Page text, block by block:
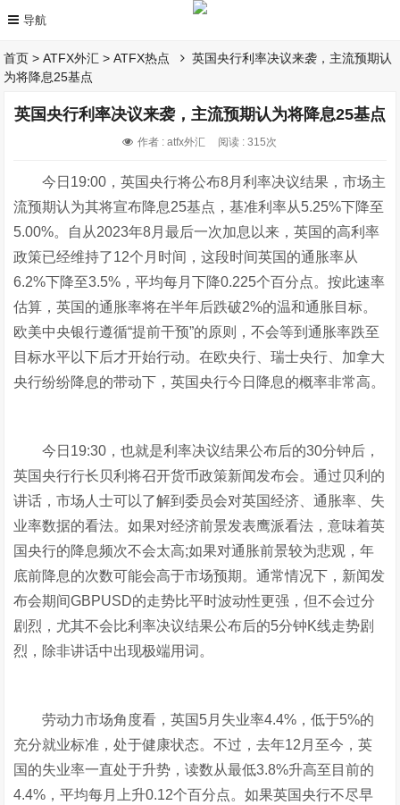
首页 >ATFX外汇 >ATFX热点
英国央行利率决议来袭，主流预期认
为将降息25基点
英国央行利率决议来袭，主流预期认为将降息25基点
作者 : atfx外汇 阅读 : 315次
今日19:00，英国央行将公布8月利率决议结果，市场主
流预期认为其将宣布降息25基点，基准利率从5.25%下降至
5.00%。自从2023年8月最后一次加息以来，英国的高利率
政策已经维持了12个月时间，这段时间英国的通胀率从
6.2%下降至3.5%，平均每月下降0.225个百分点。按此速率
估算，英国的通胀率将在半年后跌破2%的温和通胀目标。
欧美中央银行遵循“提前干预”的原则，不会等到通胀率跌至
目标水平以下后才开始行动。在欧央行、瑞士央行、加拿大
央行纷纷降息的带动下，英国央行今日降息的概率非常高。
今日19:30，也就是利率决议结果公布后的30分钟后，
英国央行行长贝利将召开货币政策新闻发布会。通过贝利的
讲话，市场人士可以了解到委员会对英国经济、通胀率、失
业率数据的看法。如果对经济前景发表鹰派看法，意味着英
国央行的降息频次不会太高;如果对通胀前景较为悲观，年
底前降息的次数可能会高于市场预期。通常情况下，新闻发
布会期间GBPUSD的走势比平时波动性更强，但不会过分
剧烈，尤其不会比利率决议结果公布后的5分钟K线走势剧
烈，除非讲话中出现极端用词。
劳动力市场角度看，英国5月失业率4.4%，低于5%的
充分就业标准，处于健康状态。不过，去年12月至今，英
国的失业率一直处于升势，读数从最低3.8%升高至目前的
4.4%，平均每月上升0.12个百分点。如果英国央行不尽早